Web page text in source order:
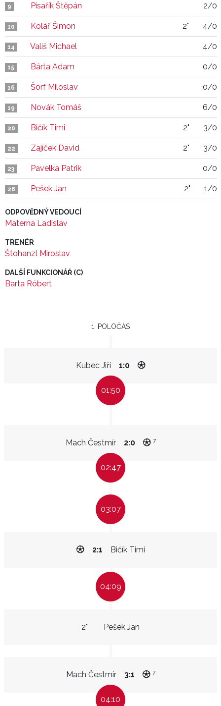
9 Písařík Štěpán 2/0
10 Kolář Šimon 2" 4/0
14 Vališ Michael 4/0
15 Bárta Adam 0/0
16 Šorf Miloslav 0/0
19 Novák Tomáš 6/0
20 Bičík Timi 2" 3/0
22 Zajíček David 2" 3/0
23 Pavelka Patrik 0/0
28 Pešek Jan 2" 1/0
ODPOVĚDNÝ VEDOUCÍ
Materna Ladislav
TRENÉR
Štohanzl Miroslav
DALŠÍ FUNKCIONÁŘ (C)
Barta Róbert
1. POLOČAS
Kubec Jiří 1:0
01:50
Mach Čestmír 2:0 7
02:47
03:07
Bičík Timi
2:1
04:09
Pešek Jan
2"
Mach Čestmír 3:1 7
04:10